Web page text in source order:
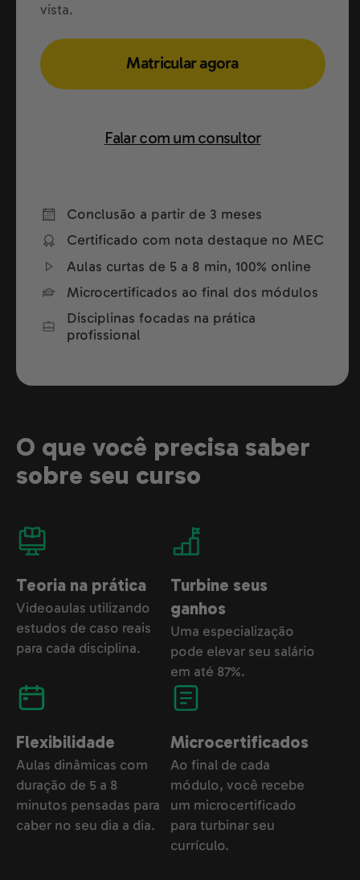
vista.
Matricular agora
Falar com um consultor
Conclusão a partir de 3 meses
Certificado com nota destaque no MEC
Aulas curtas de 5 a 8 min, 100% online
Microcertificados ao final dos módulos
Disciplinas focadas na prática
profissional
O que você precisa saber
sobre seu curso
Teoria na prática
Videoaulas utilizando
estudos de caso reais
para cada disciplina.
Turbine seus
ganhos
Uma especialização
pode elevar seu salário
em até 87%.
Flexibilidade
Aulas dinâmicas com
duração de 5 a 8
minutos pensadas para
caber no seu dia a dia.
Microcertificados
Ao final de cada
módulo, você recebe
um microcertificado
para turbinar seu
currículo.